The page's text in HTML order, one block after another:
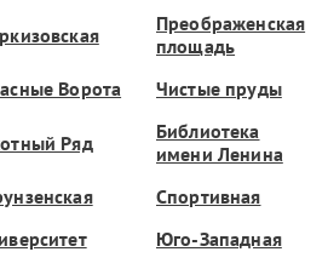
Преображенская
площадь
Ворота Чистые пруды
Ряд
Библиотека
имени Ленина
Спортивная
Юго-Западная